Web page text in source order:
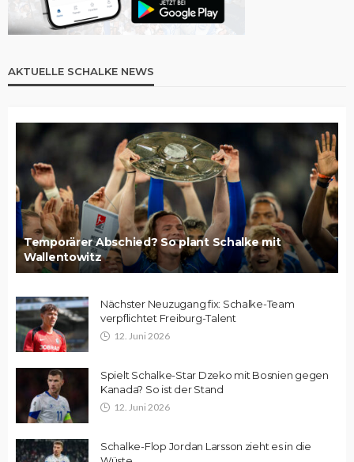
AKTUELLE SCHALKE NEWS
Temporärer Abschied? So plant Schalke mit
Wallentowitz
Nächster Neuzugang fix: Schalke-Team
verpflichtet Freiburg-Talent
12. Juni 2026
Spielt Schalke-Star Dzeko mit Bosnien gegen
Kanada? So ist der Stand
12. Juni 2026
Schalke-Flop Jordan Larsson zieht es in die